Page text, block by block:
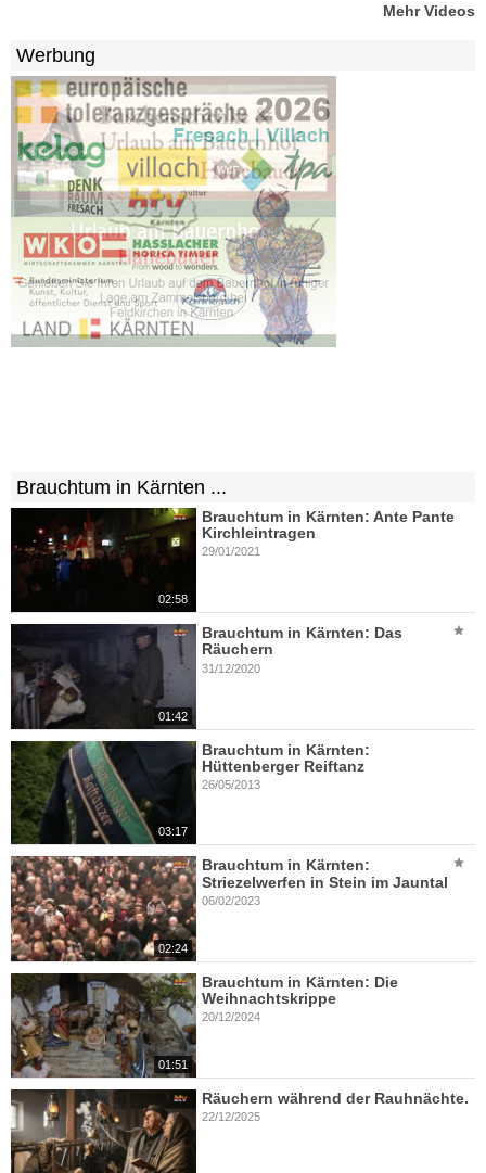
Mehr Videos
Werbung
Brauchtum in Kärnten ...
02:58
Brauchtum in Kärnten: Ante Pante
Kirchleintragen
29/01/2021
01:42
Brauchtum in Kärnten: Das
Räuchern
31/12/2020
03:17
Brauchtum in Kärnten:
Hüttenberger Reiftanz
26/05/2013
02:24
Brauchtum in Kärnten:
Striezelwerfen in Stein im Jauntal
06/02/2023
01:51
Brauchtum in Kärnten: Die
Weihnachtskrippe
20/12/2024
Räuchern während der Rauhnächte.
22/12/2025